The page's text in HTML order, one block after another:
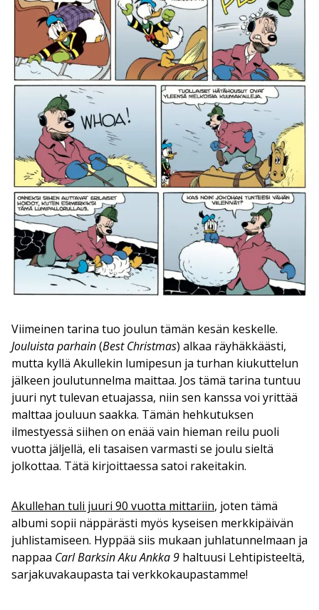
Viimeinen tarina tuo joulun tämän kesän keskelle.
Jouluista parhain(Best Christmas) alkaa räyhäkkäästi,
mutta kyllä Akullekin lumipesun ja turhan kiukuttelun
jälkeen joulutunnelma maittaa. Jos tämä tarina tuntuu
juuri nyt tulevan etuajassa, niin sen kanssa voi yrittää
malttaa jouluun saakka. Tämän hehkutuksen
ilmestyessä siihen on enää vain hieman reilu puoli
vuotta jäljellä, eli tasaisen varmasti se joulu sieltä
jolkottaa. Tätä kirjoittaessa satoi rakeitakin.
Akullehan tuli juuri 90 vuotta mittariin, joten tämä
albumi sopii näppärästi myös kyseisen merkkipäivän
juhlistamiseen. Hyppää siis mukaan juhlatunnelmaan ja
nappaa Carl Barksin Aku Ankka 9 haltuusi Lehtipisteeltä,
sarjakuvakaupasta tai verkkokaupastamme!